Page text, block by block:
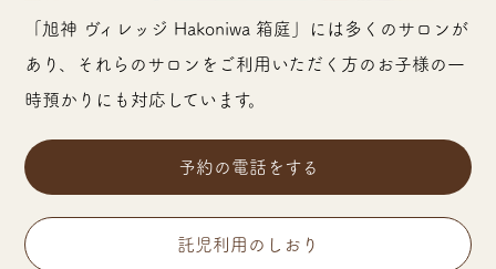
「旭神 ヴィレッジ Hakoniwa 箱庭」には多くのサロンが
あり、それらのサロンをご利用いただく方のお子様の一
時預かりにも対応しています。
予約の電話をする
託児利用のしおり